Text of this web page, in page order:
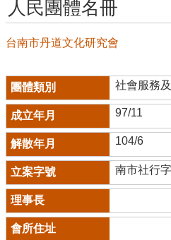
人民團體名冊
台南市丹道文化研究會
社會服務
97/11
104/6
南市社行